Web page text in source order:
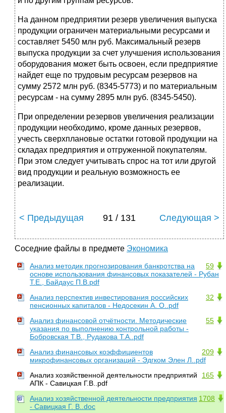
На данном предприятии резерв увеличения выпуска
продукции ограничен материальными ресурсами и
составляет 5450 млн руб. Максимальный резерв
выпуска продукции за счет улучшения использования
оборудования может быть освоен, если предприятие
найдет еще по трудовым ресурсам резервов на
сумму 2572 млн руб. (8345-5773) и по материальным
ресурсам - на сумму 2895 млн руб. (8345-5450).
При определении резервов увеличения реализации
продукции необходимо, кроме данных резервов,
учесть сверхплановые остатки готовой продукции на
складах предприятия и отгруженной покупателям.
При этом следует учитывать спрос на тот или другой
вид продукции и реальную возможность ее
реализации.
< Предыдущая 91 / 131 Следующая >
Соседние файлы в предмете Экономика
59
Анализ методик прогнозирования банкротства на
основе использования финансовых показателей - Рубан
Т.Е., Байдаус П.В.pdf
32
Анализ перспектив инвестирования российских
пенсионных капиталов - Недосекин А. О..pdf
55
Анализ финансовой отчётности. Методические
указания по выполнению контрольной работы -
Бобровская Т.В., Рудакова Т.А..pdf
209
Анализ финансовых коэффициентов
микрофинансовых организаций - Эдгком Элен Л..pdf
165
Анализ хозяйственной деятельности предприятий
АПК - Савицкая Г.В..pdf
1708
Анализ хозяйственной деятельности предприятия
- Савицкая Г. В..doc